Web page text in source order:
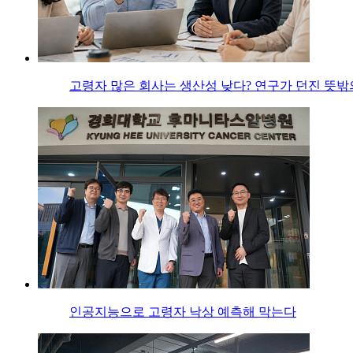
고령자 많은 회사는 생산성 낮다? 연구가 던진 뜻밖
인공지능으로 고령자 낙상 예측해 막는다